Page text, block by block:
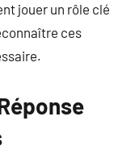
jouer un rôle clé
ces